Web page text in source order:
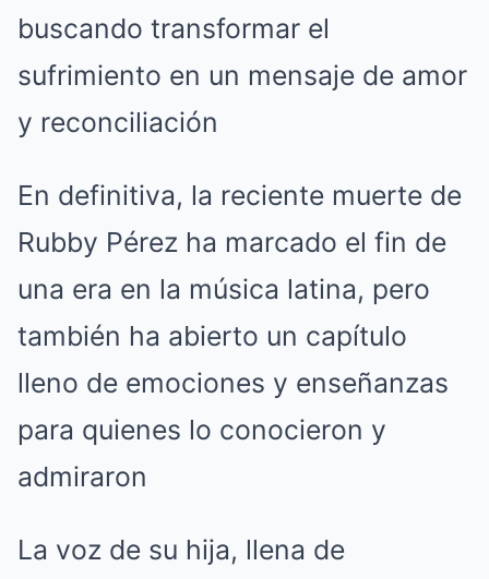
buscando transformar el
sufrimiento en un mensaje de amor
y reconciliación
En definitiva, la reciente muerte de
Rubby Pérez ha marcado el fin de
una era en la música latina, pero
también ha abierto un capítulo
lleno de emociones y enseñanzas
para quienes lo conocieron y
admiraron
La voz de su hija, llena de